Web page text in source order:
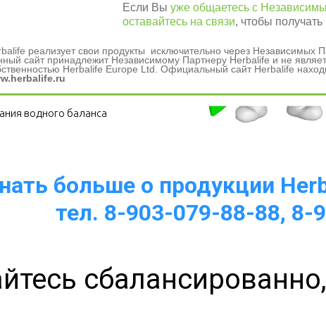
каждой клетки,
сердца. Цена
источник энергии.
содержащие
водного баланса
больше о продукции
тел. 8-903-079-88-88, 8-
Если Вы уже общаетесь с
оставайтесь на связи, чтобы
реализует свои продукты исключительно через Независимых
сайт принадлежит Независимому Партнеру Herbalife и не
Herbalife Europe Ltd. Официальный сайт Herbalife